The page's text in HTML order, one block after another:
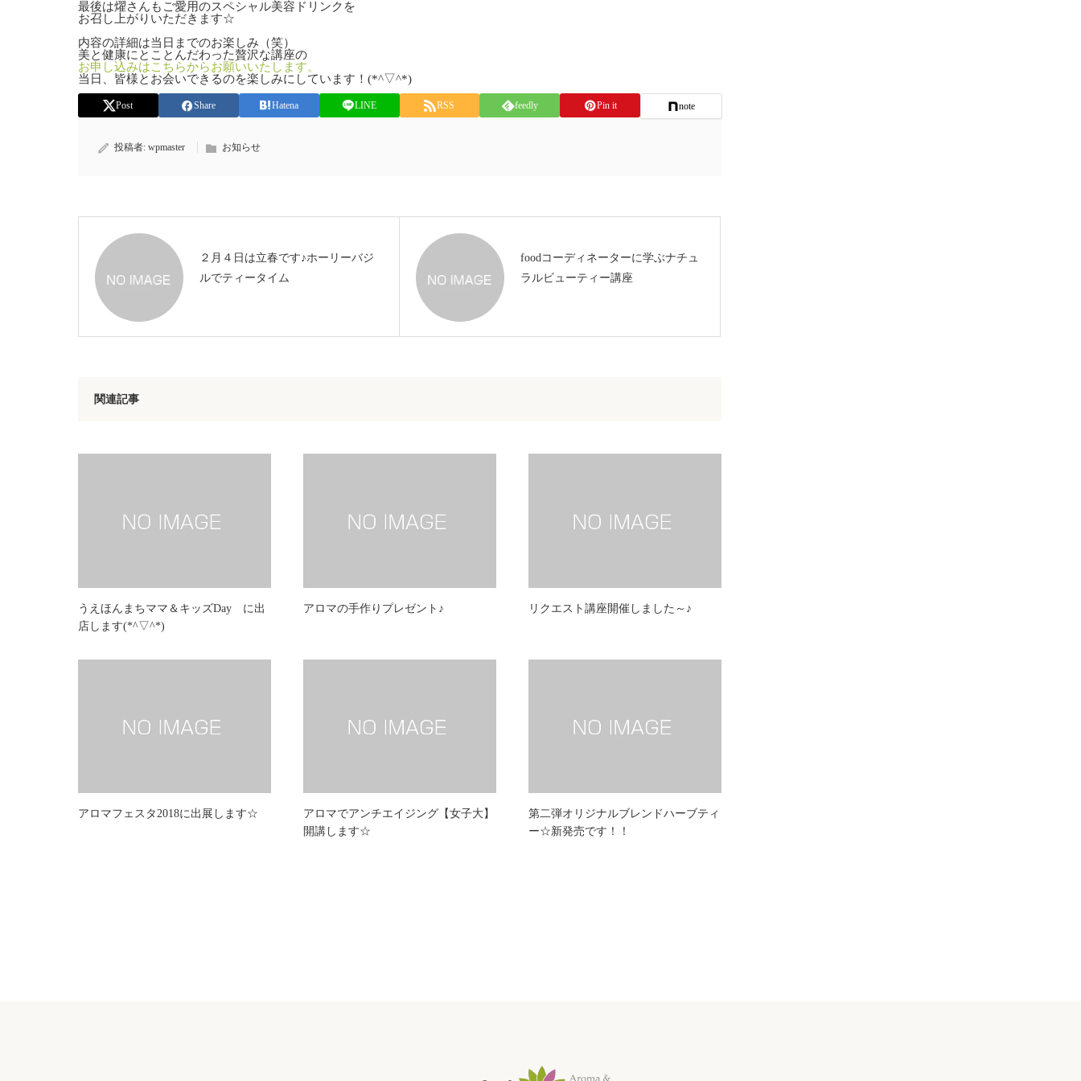
最後は燿さんもご愛用のスペシャル美容ドリンクを
お召し上がりいただきます☆
内容の詳細は当日までのお楽しみ（笑）
美と健康にとことんだわった贅沢な講座の
お申し込みはこちらからお願いいたします。
当日、皆様とお会いできるのを楽しみにしています！(*^▽^*)
Post Share Hatena LINE RSS feedly Pin it note
投稿者: wpmaster お知らせ
２月４日は立春です♪ホーリーバジ
ルでティータイム
foodコーディネーターに学ぶナチュ
ラルビューティー講座
関連記事
うえほんまちママ＆キッズDay に出
店します(*^▽^*)
アロマの手作りプレゼント♪ リクエスト講座開催しました～♪
アロマフェスタ2018に出展します☆
アロマでアンチエイジング【女子大】
開講します☆
第二弾オリジナルブレンドハーブティ
ー☆新発売です！！